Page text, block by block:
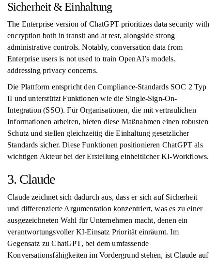
Sicherheit & Einhaltung
The Enterprise version of ChatGPT prioritizes data security with
encryption both in transit and at rest, alongside strong
administrative controls. Notably, conversation data from
Enterprise users is not used to train OpenAI’s models,
addressing privacy concerns.
Die Plattform entspricht den Compliance-Standards SOC 2 Typ
II und unterstützt Funktionen wie die Single-Sign-On-
Integration (SSO). Für Organisationen, die mit vertraulichen
Informationen arbeiten, bieten diese Maßnahmen einen robusten
Schutz und stellen gleichzeitig die Einhaltung gesetzlicher
Standards sicher. Diese Funktionen positionieren ChatGPT als
wichtigen Akteur bei der Erstellung einheitlicher KI-Workflows.
3. Claude
Claude zeichnet sich dadurch aus, dass er sich auf Sicherheit
und differenzierte Argumentation konzentriert, was es zu einer
ausgezeichneten Wahl für Unternehmen macht, denen ein
verantwortungsvoller KI-Einsatz Priorität einräumt. Im
Gegensatz zu ChatGPT, bei dem umfassende
Konversationsfähigkeiten im Vordergrund stehen, ist Claude auf